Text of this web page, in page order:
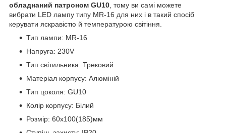
обладнаний патроном GU10 , тому ви самі можете
вибрати LED лампу типу MR-16 для них і в такий спосіб
керувати яскравістю й температурою світіння.
Тип лампи: MR-16
Напруга: 230V
Тип світильника: Трековий
Матеріал корпусу: Алюміній
Тип цоколя: GU10
Колір корпусу: Білий
Розмір: 60х100(185)мм